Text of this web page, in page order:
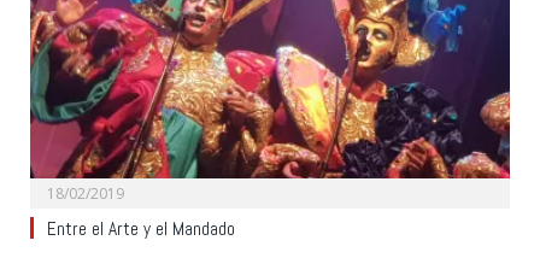
18/02/2019
Entre el Arte y el Mandado